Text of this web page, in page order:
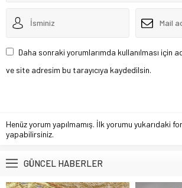
Daha sonraki yorumlarımda kullanılması için
ve site adresim bu tarayıcıya kaydedilsin.
Henüz yorum yapılmamış. İlk yorumu yukarıdaki
yapabilirsiniz.
GÜNCEL HABERLER